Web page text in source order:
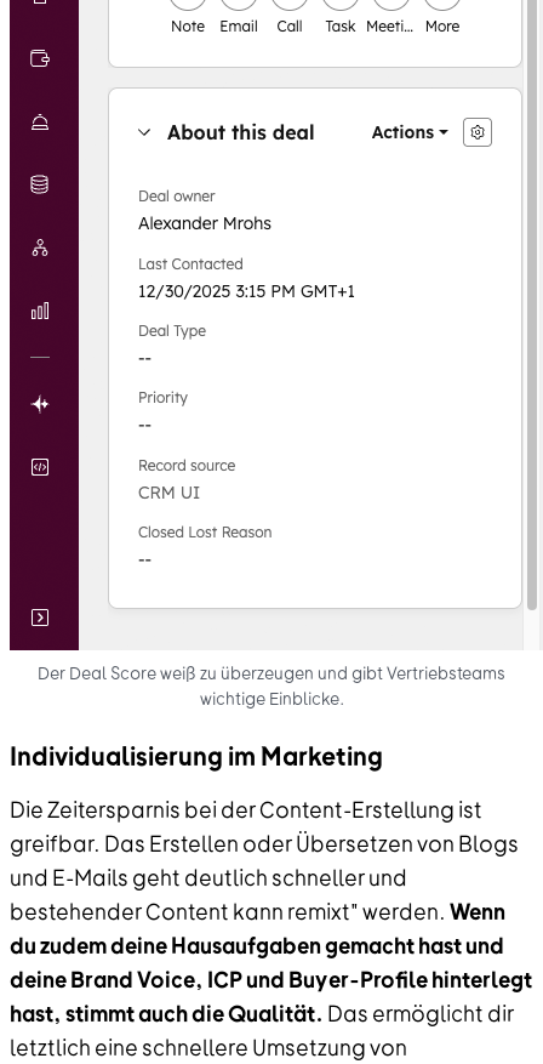
Der Deal Score weiß zu überzeugen und gibt Vertriebsteams
wichtige Einblicke.
Individualisierung im Marketing
Die Zeitersparnis bei der Content-Erstellung ist
greifbar. Das Erstellen oder Übersetzen von Blogs
und E-Mails geht deutlich schneller und
bestehender Content kann remixt" werden. Wenn
du zudem deine Hausaufgaben gemacht hast und
deine Brand Voice, ICP und Buyer-Profile hinterlegt
hast, stimmt auch die Qualität. Das ermöglicht dir
letztlich eine schnellere Umsetzung von